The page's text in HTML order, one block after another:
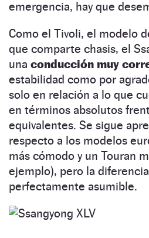
emergencia, hay que
Como el Tivoli, el modelo
que comparte chasis, el
una conducción muy
estabilidad como por
solo en relación a lo que
en términos absolutos
equivalentes. Se sigue
respecto a los modelos
más cómodo y un Touran
ejemplo), pero la
perfectamente asumible.